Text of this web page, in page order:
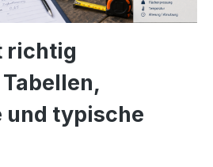
richtig
und typische